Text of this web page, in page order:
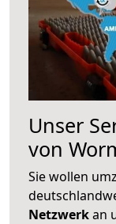
Unser
von
Sie wollen
Netzwerkan